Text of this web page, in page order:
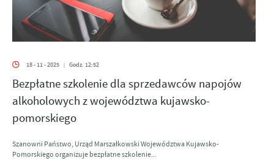
18 - 11 - 2025 | Godz. 12:52
Bezpłatne szkolenie dla sprzedawców napojów
alkoholowych z województwa kujawsko-
pomorskiego
Szanowni Państwo, Urząd Marszałkowski Województwa Kujawsko-
Pomorskiego organizuje bezpłatne szkolenie...